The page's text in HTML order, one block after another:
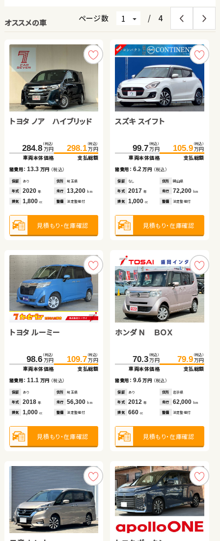
オススメの車 ページ数 / 4
トヨタ ノア ハイブリッド
284.8 （税込）
万円
車両本体価格
298.1 （税込）
万円
支払総額
諸費用：13.3 万円 （税込）
保証 あり 住所 埼玉県
年式 2020 年 走行 13,200 km
排気 1,800 cc 整備 法定整備付
見積もり・在庫確認
スズキ スイフト
99.7 （税込）
万円
車両本体価格
105.9 （税込）
万円
支払総額
諸費用： 6.2万円 （税込）
保証 なし 住所 岡山県
年式 2017年 走行 72,200 km
排気 1,000cc 整備 法定整備付
見積もり・在庫確認
トヨタ ルーミー
98.6 （税込）
万円
車両本体価格
109.7 （税込）
万円
支払総額
諸費用：11.1 万円 （税込）
保証 あり 住所 埼玉県
年式 2018 年 走行 56,300 km
排気 1,000 cc 整備 法定整備付
見積もり・在庫確認
ホンダ Ｎ ＢＯＸ
70.3 （税込）
万円
車両本体価格
79.9 （税込）
万円
支払総額
諸費用： 9.6万円 （税込）
保証 あり 住所 岩手県
年式 2012年 走行 62,000 km
排気 660cc 整備 法定整備付
見積もり・在庫確認
スバル フォレスター
157.2 （税込）
万円
車両本体価格
167.0 （税込）
万円
支払総額
諸費用：9.8万円（税込）
保証 あり 住所 福島県
年式 2014 年 走行 46,600 km
排気 2,000 cc 整備 なし
見積もり・在庫確認
スズキ スイフト
34.8 （税込）
万円
車両本体価格
43.0 （税込）
万円
支払総額
諸費用： 8.2万円 （税込）
保証 なし 住所 宮城県
年式 2011年 走行 106,900km
排気 1,200cc 整備 法定整備付
見積もり・在庫確認
ホンダ フィット
84.2 （税込）
万円
車両本体価格
99.9 （税込）
万円
支払総額
諸費用：15.7 万円 （税込）
保証 あり 住所 岩手県
年式 2020 年 走行 74,800 km
排気 1,400 cc 整備 法定整備付
見積もり・在庫確認
スズキ ワゴンＲ
61.6 （税込）
万円
車両本体価格
69.7 （税込）
万円
支払総額
諸費用： 8.1万円 （税込）
保証 あり 住所 埼玉県
年式 2014年 走行 47,800 km
排気 660cc 整備 なし
見積もり・在庫確認
スズキ アルト ＨＢ
108.0 （税込）
万円
車両本体価格
113.9 （税込）
万円
支払総額
諸費用：5.9万円（税込）
保証 あり 住所 岡山県
年式 2022 年 走行 5,100km
排気 660cc 整備 法定整備付
見積もり・在庫確認
スズキ ワゴンＲ
39.7 （税込）
万円
車両本体価格
44.7 （税込）
万円
支払総額
諸費用： 5.0万円 （税込）
保証 なし 住所 岡山県
年式 2014年 走行 68,600 km
排気 660cc 整備 法定整備付
見積もり・在庫確認
日産 エクストレイル ハイ
161.2 （税込）
万円
車両本体価格
169.7 （税込）
万円
支払総額
諸費用：8.5万円（税込）
保証 なし 住所 岡山県
年式 2018 年 走行 49,200 km
排気 2,000 cc 整備 法定整備付
見積もり・在庫確認
ホンダ フリード ハイブリ
223.4 （税込）
万円
車両本体価格
239.6 （税込）
万円
支払総額
諸費用： 16.2万円（税込）
保証 あり 住所 岩手県
年式 2023年 走行 42,200 km
排気 1,500 整備 法定整備付
見積もり・在庫確認
ダイハツ タント
64.6 （税込）
万円
車両本体価格
69.8 （税込）
万円
支払総額
諸費用：5.2万円（税込）
保証 あり 住所 青森県
年式 2017 年 走行 96,900 km
排気 660cc 整備 法定整備付
見積もり・在庫確認
ダイハツ ムーヴ キャンバ
145.8 （税込）
万円
車両本体価格
154.8 （税込）
万円
支払総額
諸費用： 9.0万円 （税込）
保証 あり 住所 秋田県
年式 2023年 走行 53,000 km
排気 660cc 整備 法定整備付
見積もり・在庫確認